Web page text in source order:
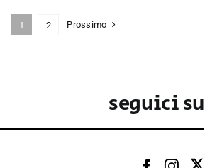
1 2 Prossimo
seguici su